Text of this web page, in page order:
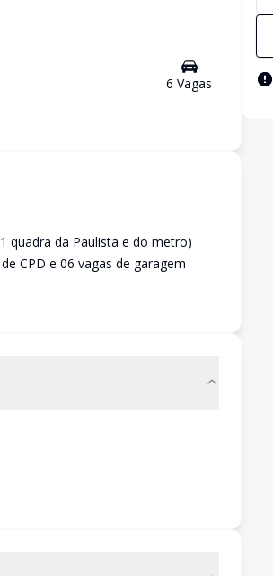
6 Vagas
quadra da Paulista e do metro)
CPD e 06 vagas de garagem